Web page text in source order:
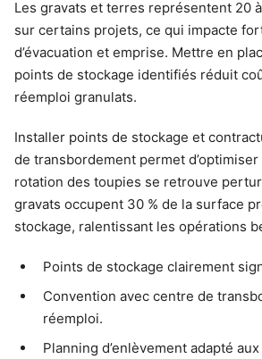
Les gravats et terres représentent 20
sur certains projets, ce qui impacte
d’évacuation et emprise. Mettre en
points de stockage identifiés réduit
réemploi granulats.
Installer points de stockage et
de transbordement permet
rotation des toupies se retrouve
gravats occupent 30 % de la surface
stockage, ralentissant les opérations
Points de stockage clairement
Convention avec centre de
réemploi.
Planning d’enlèvement adapté